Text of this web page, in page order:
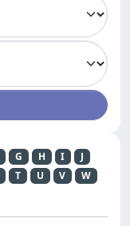
G H I
J
T U V
W